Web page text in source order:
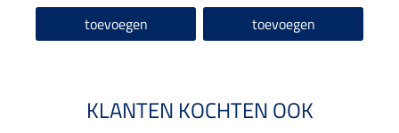
toevoegen toevoegen
KLANTEN KOCHTEN OOK